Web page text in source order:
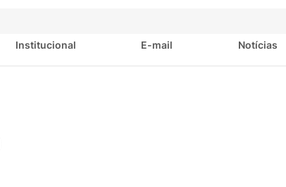
Institucional E-mail Notícias